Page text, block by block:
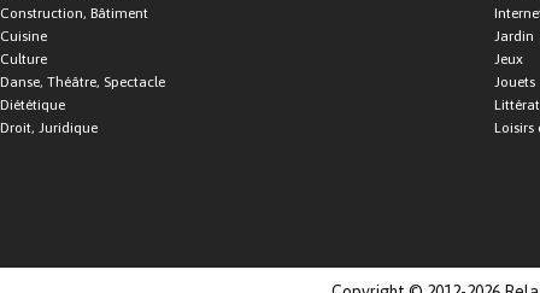
Construction, Bâtiment
Cuisine
Culture
Danse, Théâtre, Spectacle
Diététique
Droit, Juridique
Jardin
Jeux
Jouets
Loisirs